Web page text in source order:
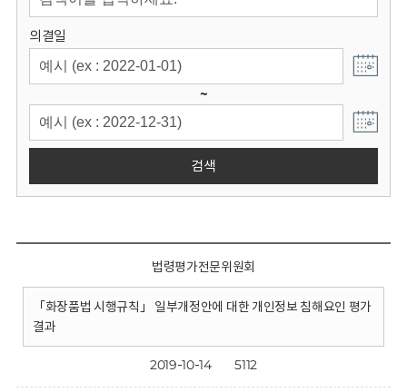
의결일
~
검색
법령평가전문위원회
「화장품법 시행규칙」 일부개정안에 대한 개인정보 침해요인 평가
결과
2019-10-14 5112